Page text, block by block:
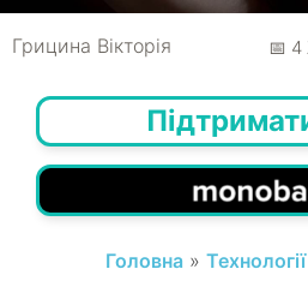
Грицина Вікторія 📅
Головна »